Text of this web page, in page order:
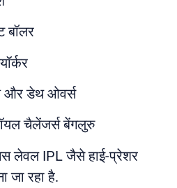
बॉलर
और डेथ ओवर्स
चैलेंजर्स बेंगलुरु
लेवल IPL जैसे हाई-प्रेशर
जा रहा है.